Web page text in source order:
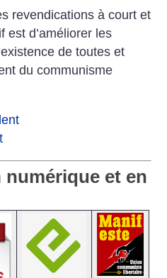
revendications à court et
est d’améliorer les
de toutes et
du communisme
numérique et en